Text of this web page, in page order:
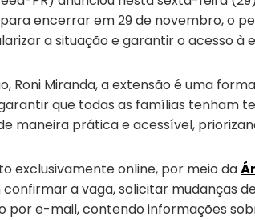
encerrar em 29 de novembro, o
a situação e garantir o acesso à
Miranda, a extensão é uma
que todas as famílias tenham
maneira prática e acessível,
exclusivamente online, por meio da
a vaga, solicitar mudanças
por e-mail, contendo informações